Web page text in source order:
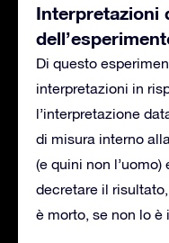
Interpretazioni
Di questo
interpretazioni in
l’interpretazione
di misura interno
(e quini non
decretare il
è morto, se non lo è